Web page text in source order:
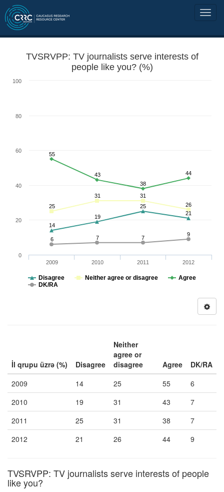
TVSRVPP: TV journalists serve interests of
people like you? (%)
6 7 7
9
55
43
38
44
25
31
31
26
14
19
25
21
Disagree Neither agree or disagree
Agree
DK/RA
2009 2010 2011 2012
0
20
40
60
80
100
İl qrupu üzrə (%) Disagree
Neither
agree or
disagree
Agree
DK/RA
2009
14 25 55
6
2010
19 31 43
7
2011
25 31 38
7
2012
21 26 44 9
TVSRVPP: TV journalists serve interests of people
like you?